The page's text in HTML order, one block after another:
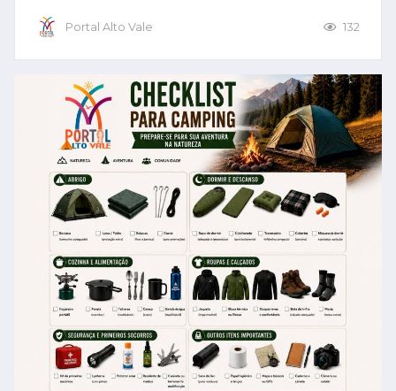
Portal Alto Vale 132